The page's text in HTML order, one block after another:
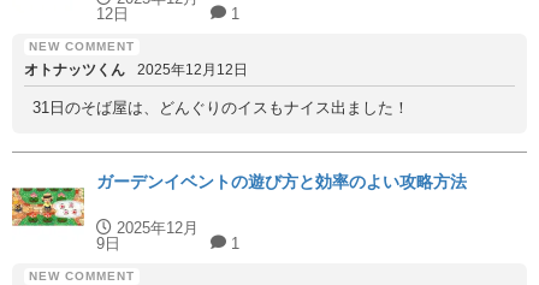
12日
1
オトナッツくん 2025年12月12日
31日のそば屋は、どんぐりのイスもナイス出ました！
ガーデンイベントの遊び方と効率のよい攻略方法
2025年12月
9日
1